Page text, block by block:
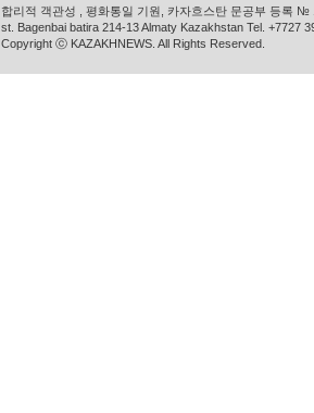
합리적 객관성 , 평화통일 기원, 카자흐스탄 문공부 등록
st. Bagenbai batira 214-13 Almaty Kazakhstan Tel. +7727
Copyright ⓒ KAZAKHNEWS. All Rights Reserved.